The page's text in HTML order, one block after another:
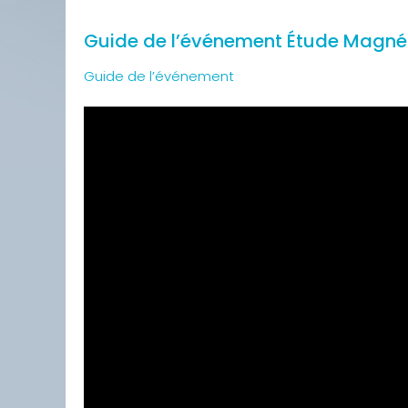
Guide de l’événement Étude
Guide de l’événement